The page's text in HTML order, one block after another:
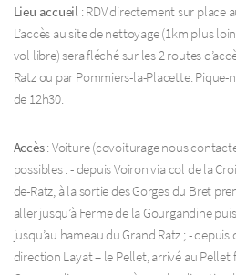
Lieu accueil : RDV directement sur place
L’accès au site de nettoyage (1km plus
vol libre) sera fléché sur les 2 routes
Ratz ou par Pommiers-la-Placette. Pique-
de 12h30.
Accès: Voiture (covoiturage nous
possibles : - depuis Voiron via col de la
de-Ratz, à la sortie des Gorges du Bret
aller jusqu’à Ferme de la Gourgandine
jusqu’au hameau du Grand Ratz ; -
direction Layat – le Pellet, arrivé au Pellet